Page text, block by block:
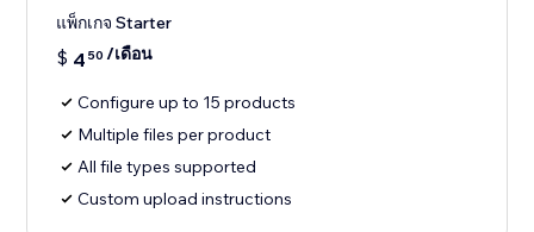
แพ็กเกจ Starter
$ 4 50 /เดือน
Configure up to 15 products
Multiple files per product
All file types supported
Custom upload instructions